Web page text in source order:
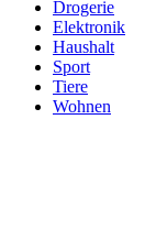
Drogerie
Elektronik
Haushalt
Sport
Tiere
Wohnen